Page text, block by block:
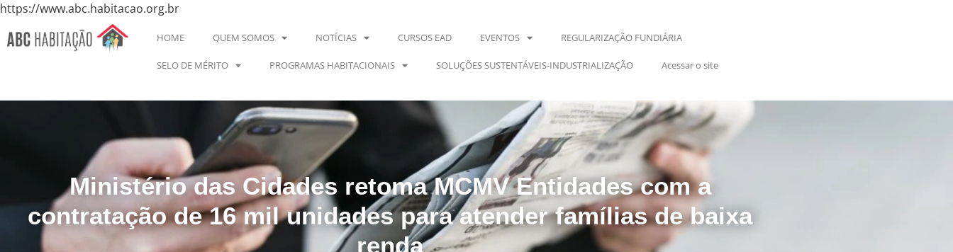
https://www.abc.habitacao.org.br
HOME QUEM SOMOS NOTÍCIAS CURSOS EAD EVENTOS REGULARIZAÇÃO FUNDIÁRIA
SELO DE MÉRITO PROGRAMAS HABITACIONAIS SOLUÇÕES SUSTENTÁVEIS-INDUSTRIALIZAÇÃO Acessar o site
Ministério das Cidades retoma MCMV Entidades com a
contratação de 16 mil unidades para atender famílias de baixa
renda